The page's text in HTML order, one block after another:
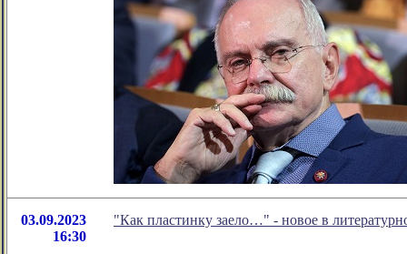
03.09.2023
16:30
"Как пластинку заело…" - новое в